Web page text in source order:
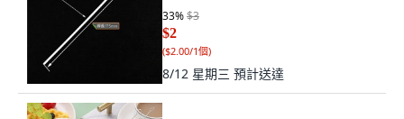
33%$3
$2
($2.00/1個)
8/12 星期三 預計送達